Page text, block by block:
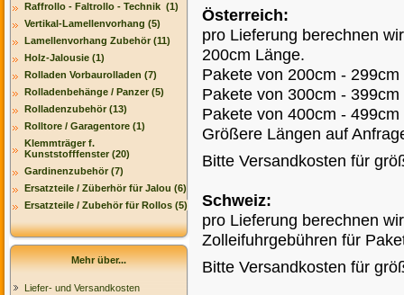
Raffrollo - Faltrollo - Technik (1)
Vertikal-Lamellenvorhang (5)
Lamellenvorhang Zubehör (11)
Holz-Jalousie (1)
Rolladen Vorbaurolladen (7)
Rolladenbehänge / Panzer (5)
Rolladenzubehör (13)
Rolltore / Garagentore (1)
Klemmträger f.
Kunststofffenster (20)
Gardinenzubehör (7)
Ersatzteile / Züberhör für Jalou (6)
Ersatzteile / Zubehör für Rollos (5)
Mehr über...
Liefer- und Versandkosten
Österreich:
pro Lieferung berechnen
200cm Länge.
Pakete von 200cm -
Pakete von 300cm -
Pakete von 400cm -
Größere Längen auf
Bitte Versandkosten für
Schweiz:
pro Lieferung berechnen
Zolleifuhrgebühren für
Bitte Versandkosten für